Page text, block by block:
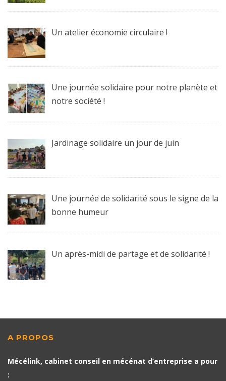
Un atelier économie circulaire !
Une journée solidaire pour notre planète et
notre société !
Jardinage solidaire un jour de juin
Une journée de solidarité sous le signe de la
bonne humeur
Un après-midi de partage et de solidarité !
A PROPOS
Mécélink, cabinet conseil en mécénat d’entreprise a pour
: